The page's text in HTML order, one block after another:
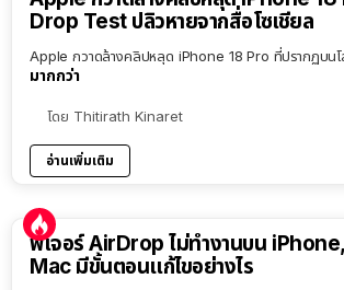
Drop Test ปลิวหายจากสื่อโซเชียล
Apple กวาดล้างคลิปหลุด iPhone 18 Pro ที่ปรากฏบน
มากกว่า
โดย Thitirath Kinaret
อ่านเพิ่มเติม
ฟีเจอร์ AirDrop ไม่ทำงานบน
Mac มีขั้นตอนแก้ไขอย่างไร